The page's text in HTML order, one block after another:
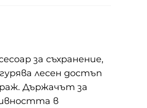
за съхранение,
лесен достъп
Държачът за
в